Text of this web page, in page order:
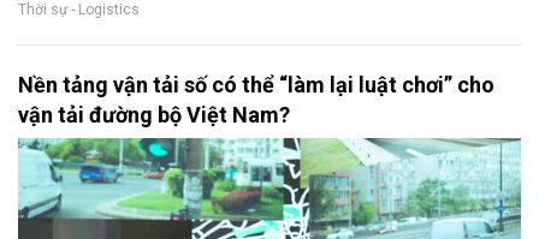
Thời sự - Logistics
Nền tảng vận tải số có thể “làm lại luật chơi” cho
vận tải đường bộ Việt Nam?